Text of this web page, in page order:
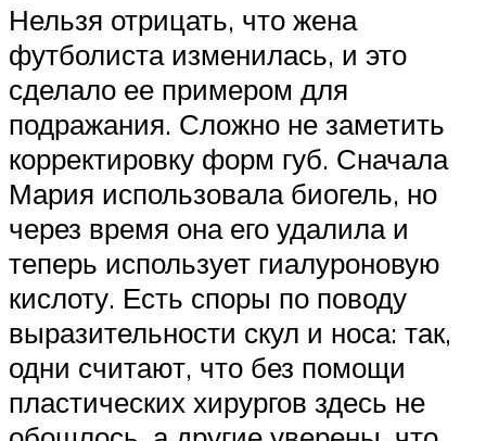
Нельзя отрицать, что жена
футболиста изменилась, и это
сделало ее примером для
подражания. Сложно не заметить
корректировку форм губ. Сначала
Мария использовала биогель, но
через время она его удалила и
теперь использует гиалуроновую
кислоту. Есть споры по поводу
выразительности скул и носа: так,
одни считают, что без помощи
пластических хирургов здесь не